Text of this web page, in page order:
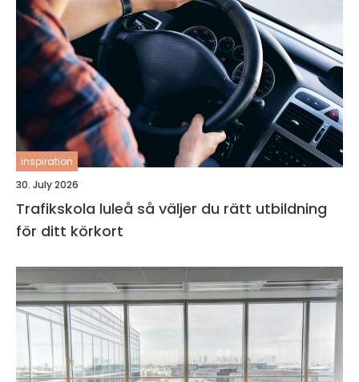
inspiration
30. July 2026
Trafikskola luleå så väljer du rätt utbildning
för ditt körkort